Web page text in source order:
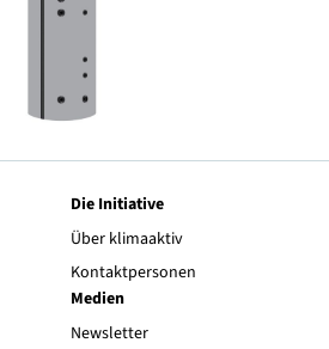
Die Initiative
Über klimaaktiv
Kontaktpersonen
Medien
Newsletter